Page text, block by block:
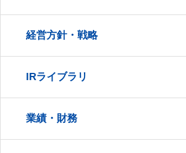
経営方針・戦略
IRライブラリ
業績・財務